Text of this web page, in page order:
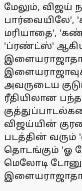
மேலும், விஜய்
பார்வையிலே',
மரியாதை',
'ப்ரண்ட்ஸ்'
அவருடைய
ரீதியிலான
விஜய்யின்
படத்தின் வரும்
தொடங்கும் 'ஓ
மெலோடி